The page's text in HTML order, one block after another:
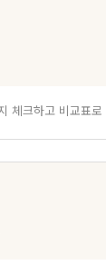
체크하고 비교표로